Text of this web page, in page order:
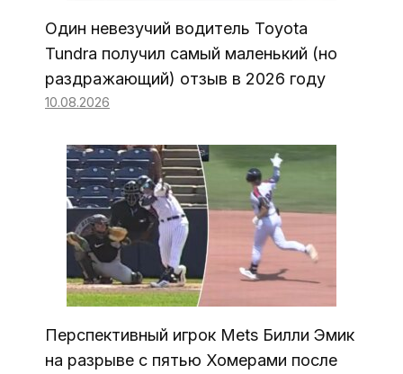
Один невезучий водитель Toyota
Tundra получил самый маленький (но
раздражающий) отзыв в 2026 году
10.08.2026
Перспективный игрок Mets Билли Эмик
на разрыве с пятью Хомерами после